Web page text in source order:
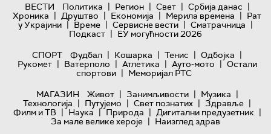
ВЕСТИ Политика | Регион | Свет | Србија данас |
Хроника | Друштво | Економија | Мерила времена | Рат
у Украјини | Време | Сервисне вести | Сматрачница |
Подкаст | ЕУ могућности 2026
СПОРТ
Фудбал | Кошарка | Тенис | Одбојка |
Рукомет | Ватерполо | Атлетика | Ауто-мото | Остали
спортови | Меморијал РТС
МАГАЗИН
Живот | Занимљивости | Музика |
Технологијa | Путујемо | Свет познатих | Здравље |
Филм и ТВ | Наука | Природа | Дигитални предузетник |
За мале велике хероје | Наизглед здрав